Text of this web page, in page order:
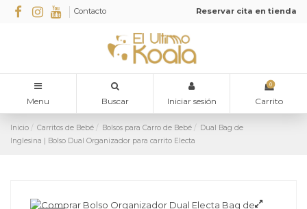
Contacto Reservar cita en tienda
Menu Buscar Iniciar sesión
0
Carrito
Inicio Carritos de Bebé Bolsos para Carro de Bebé
Dual Bag de
Inglesina | Bolso Dual Organizador para carrito Electa